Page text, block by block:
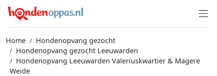
Home
Hondenopvang gezocht
Hondenopvang gezocht Leeuwarden
Hondenopvang Leeuwarden Valeriuskwartier & Magere
Weide